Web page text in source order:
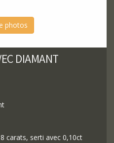
photos
DIAMANT
carats, serti avec 0,10ct